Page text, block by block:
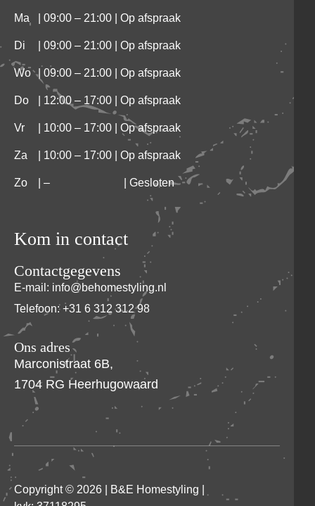
Ma | 09:00 – 21:00 | Op afspraak
Di | 09:00 – 21:00 | Op afspraak
Wo | 09:00 – 21:00 | Op afspraak
Do | 12:00 – 17:00 | Op afspraak
Vr | 10:00 – 17:00 | Op afspraak
Za | 10:00 – 17:00 | Op afspraak
Zo – | Gesloten
Kom in contact
Ons adres
Marconistraat 6B,
1704 RG Heerhugowaard
Telefoon: +31 6 312 312 98
Contactgegevens
E-mail: info@behomestyling.nl
Copyright © 2026 | B&E Homestyling